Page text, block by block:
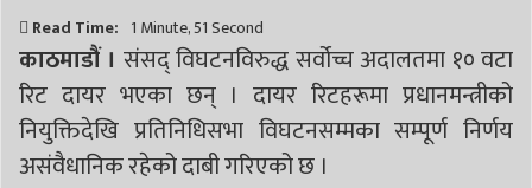
Read Time: 1 Minute, 51 Second
काठमाडौं । संसद् विघटनविरुद्ध सर्वोच्च अदालतमा १० वटा
रिट दायर भएका छन् । दायर रिटहरूमा प्रधानमन्त्रीको
नियुक्तिदेखि प्रतिनिधिसभा विघटनसम्मका सम्पूर्ण निर्णय
असंवैधानिक रहेको दाबी गरिएको छ ।